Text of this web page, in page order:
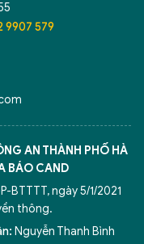
9907 579
AN THÀNH PHỐ HÀ
BÁO CAND
BTTTT, ngày 5/1/2021
thông.
Nguyễn Thanh Bình